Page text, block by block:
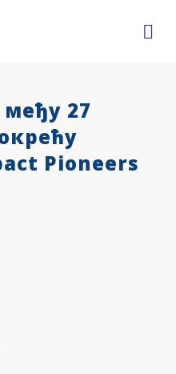
27
Pioneers